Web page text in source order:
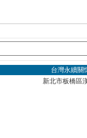
台灣永續關
新北市板橋區